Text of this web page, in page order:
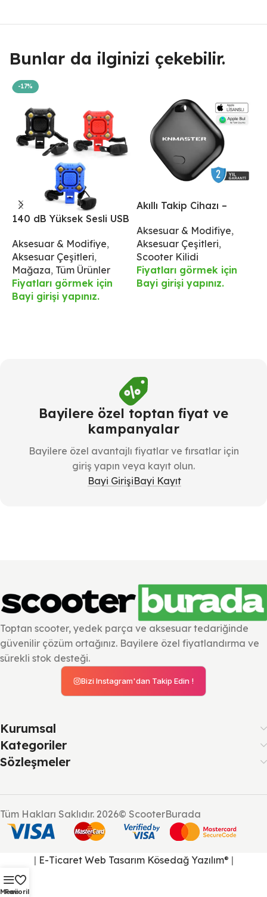
Bunlar da ilginizi çekebilir.
-17%
140 dB Yüksek Sesli USB
Işıklı Ön Aydınlatma –
IPX6 Su Geçirmez
Aksesuar & Modifiye,
Aksesuar Çeşitleri,
Mağaza, Tüm Ürünler
Fiyatları görmek için
Bayi girişi yapınız.
Akıllı Takip Cihazı –
Aksesuar & Modifiye,
Aksesuar Çeşitleri,
Scooter Kilidi
Fiyatları görmek için
Bayi girişi yapınız.
Bayilere özel toptan fiyat ve
kampanyalar
Bayilere özel avantajlı fiyatlar ve fırsatlar için
giriş yapın veya kayıt olun.
Bayi GirişiBayi Kayıt
Toptan scooter, yedek parça ve aksesuar tedariğinde
güvenilir çözüm ortağınız. Bayilere özel fiyatlandırma ve
sürekli stok desteği.
Bizi Instagram'dan Takip Edin !
Kurumsal
Kategoriler
Sözleşmeler
Tüm Hakları Saklıdır. 2026© ScooterBurada
| E-Ticaret Web Tasarım Kösedağ Yazılım® |
Menü
Favoriler